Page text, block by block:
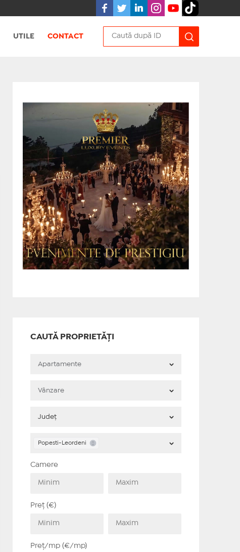
UTILE CONTACT
CAUTĂ PROPRIETĂȚI
Popesti-Leordeni
Camere
Preț (€)
Preț/mp (€/mp)